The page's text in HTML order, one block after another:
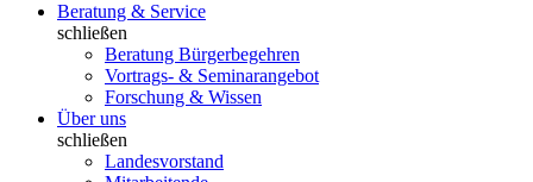
Beratung & Service
schließen
Beratung Bürgerbegehren
Vortrags- & Seminarangebot
Forschung & Wissen
Über uns
schließen
Landesvorstand